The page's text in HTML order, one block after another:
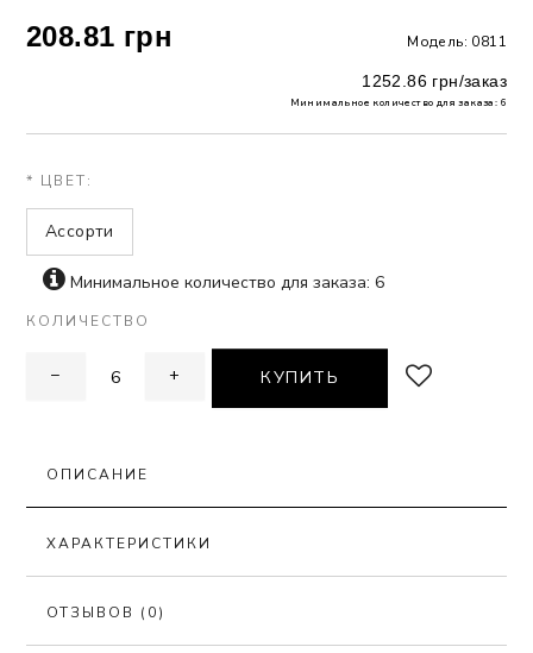
208.81 грн Модель: 0811
1252.86 грн/заказ
Минимальное количество для заказа: 6
* ЦВЕТ:
Ассорти
Минимальное количество для заказа: 6
КОЛИЧЕСТВО
− + КУПИТЬ
ОПИСАНИЕ
ХАРАКТЕРИСТИКИ
ОТЗЫВОВ (0)